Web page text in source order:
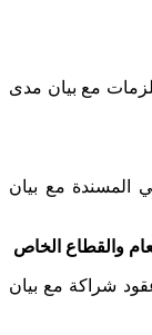
مع بيان مدى
المسندة مع بيان
والقطاع الخاص
شراكة مع بيان